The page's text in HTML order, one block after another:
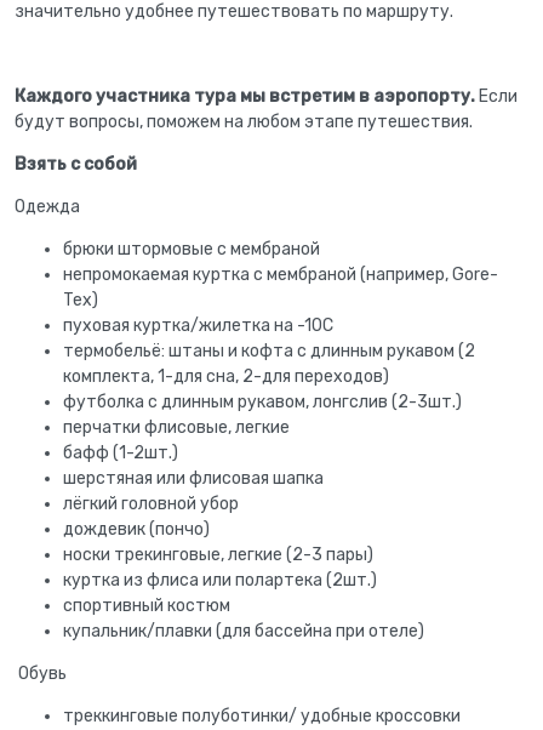
значительно удобнее путешествовать по маршруту.
Каждого участника тура мы встретим в аэропорту. Если
будут вопросы, поможем на любом этапе путешествия.
Взять с собой
Одежда
брюки штормовые с мембраной
непромокаемая куртка с мембраной (например, Gore-
Tex)
пуховая куртка/жилетка на -10С
термобельё: штаны и кофта с длинным рукавом (2
комплекта, 1-для сна, 2-для переходов)
футболка с длинным рукавом, лонгслив (2-3шт.)
перчатки флисовые, легкие
бафф (1-2шт.)
шерстяная или флисовая шапка
лёгкий головной убор
дождевик (пончо)
носки трекинговые, легкие (2-3 пары)
куртка из флиса или полартека (2шт.)
спортивный костюм
купальник/плавки (для бассейна при отеле)
Обувь
треккинговые полуботинки/ удобные кроссовки